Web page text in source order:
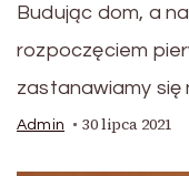
Budując dom, a
rozpoczęciem
zastanawiamy
Admin 30 lipca 2021